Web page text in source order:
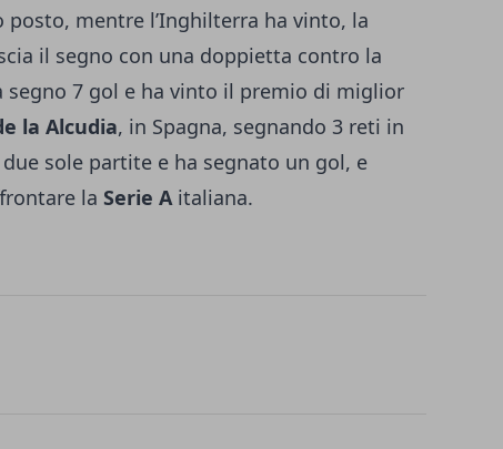
posto, mentre l’Inghilterra ha vinto, la
il segno con una doppietta contro la
segno 7 gol e ha vinto il premio di miglior
la Alcudia, in Spagna, segnando 3 reti in
sole partite e ha segnato un gol, e
la Serie Aitaliana.